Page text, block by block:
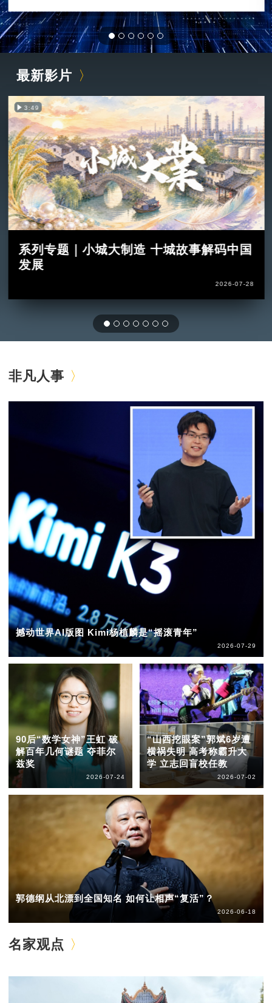
最新影片
3:49
系列专题｜小城大制造 十城故事解码中国
发展
2026-07-28
非凡人事
撼动世界AI版图 Kimi杨植麟是“摇滚青年”
2026-07-29
90后“数学女神”王虹 破
解百年几何谜题 夺菲尔
兹奖
2026-07-24
“山西挖眼案”郭斌6岁遭
横祸失明 高考称霸升大
学 立志回盲校任教
2026-07-02
郭德纲从北漂到全国知名 如何让相声“复活”？
2026-06-18
名家观点